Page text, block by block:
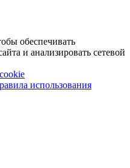
обеспечивать
и анализировать сетевой
использования